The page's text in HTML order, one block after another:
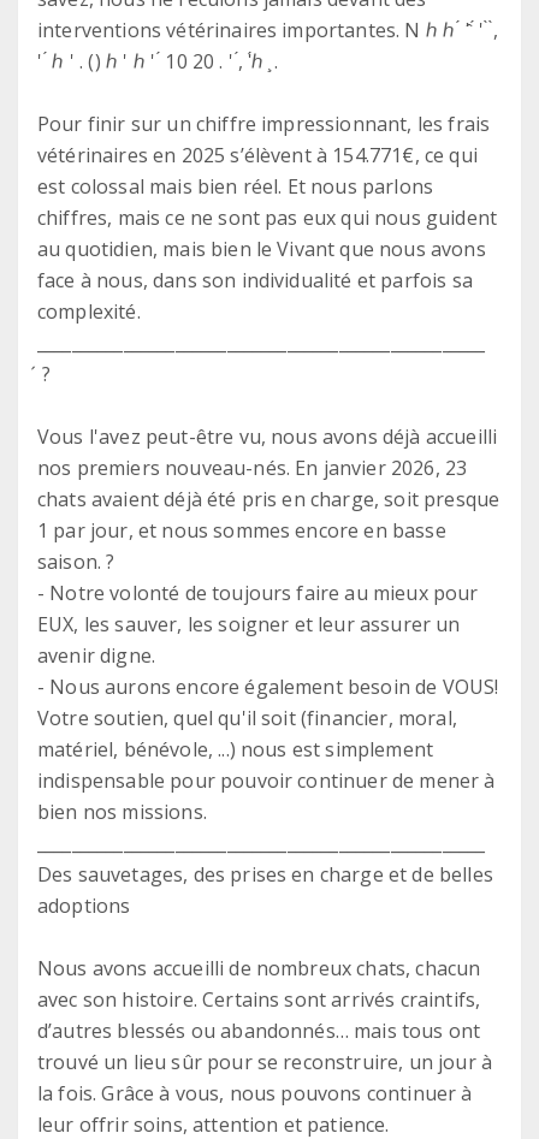
interventions vétérinaires importantes. N ℎ ℎ ́ '̂ ́ ' ̀ ̀,
' ́ ℎ ' . () ℎ ' ℎ ' ́ 10 20 . ' ́, '́ℎ ̧ .
Pour finir sur un chiffre impressionnant, les frais
vétérinaires en 2025 s’élèvent à 154.771€, ce qui
est colossal mais bien réel. Et nous parlons
chiffres, mais ce ne sont pas eux qui nous guident
au quotidien, mais bien le Vivant que nous avons
face à nous, dans son individualité et parfois sa
complexité.
́ ?
Vous l'avez peut-être vu, nous avons déjà accueilli
nos premiers nouveau-nés. En janvier 2026, 23
chats avaient déjà été pris en charge, soit presque
1 par jour, et nous sommes encore en basse
saison. ?
- Notre volonté de toujours faire au mieux pour
EUX, les sauver, les soigner et leur assurer un
avenir digne.
- Nous aurons encore également besoin de VOUS!
Votre soutien, quel qu'il soit (financier, moral,
matériel, bénévole, ...) nous est simplement
indispensable pour pouvoir continuer de mener à
bien nos missions.
Des sauvetages, des prises en charge et de belles
adoptions
Nous avons accueilli de nombreux chats, chacun
avec son histoire. Certains sont arrivés craintifs,
d’autres blessés ou abandonnés… mais tous ont
trouvé un lieu sûr pour se reconstruire, un jour à
la fois. Grâce à vous, nous pouvons continuer à
leur offrir soins, attention et patience.